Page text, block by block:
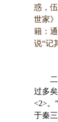
惑，
世家
籍：
说“记
二世
过多
<2>。
于秦